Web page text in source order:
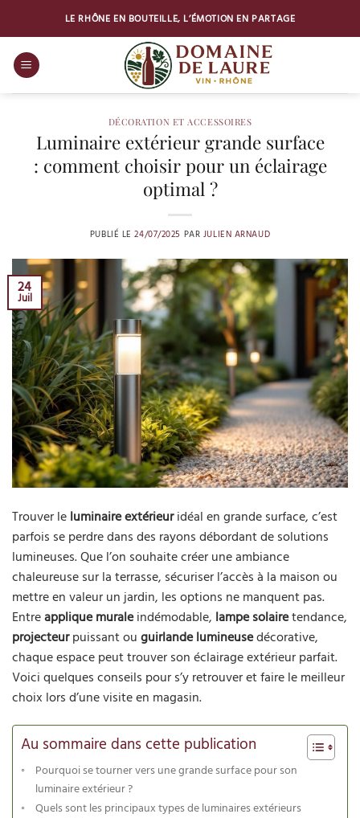
contenu
LE RHÔNE EN BOUTEILLE, L’ÉMOTION EN PARTAGE
DÉCORATION ET ACCESSOIRES
Luminaire extérieur grande surface
: comment choisir pour un éclairage
optimal ?
PUBLIÉ LE24/07/2025 PAR JULIEN ARNAUD
24
Juil
Trouver le luminaire extérieuridéal en grande surface, c’est
parfois se perdre dans des rayons débordant de solutions
lumineuses. Que l’on souhaite créer une ambiance
chaleureuse sur la terrasse, sécuriser l’accès à la maison ou
mettre en valeur un jardin, les options ne manquent pas.
Entreapplique muraleindémodable, lampe solairetendance,
projecteurpuissant ou guirlande lumineusedécorative,
chaque espace peut trouver son éclairage extérieur parfait.
Voici quelques conseils pour s’y retrouver et faire le meilleur
choix lors d’une visite en magasin.
Au sommaire dans cette publication
Pourquoi se tourner vers une grande surface pour son
luminaire extérieur ?
Quels sont les principaux types de luminaires extérieurs